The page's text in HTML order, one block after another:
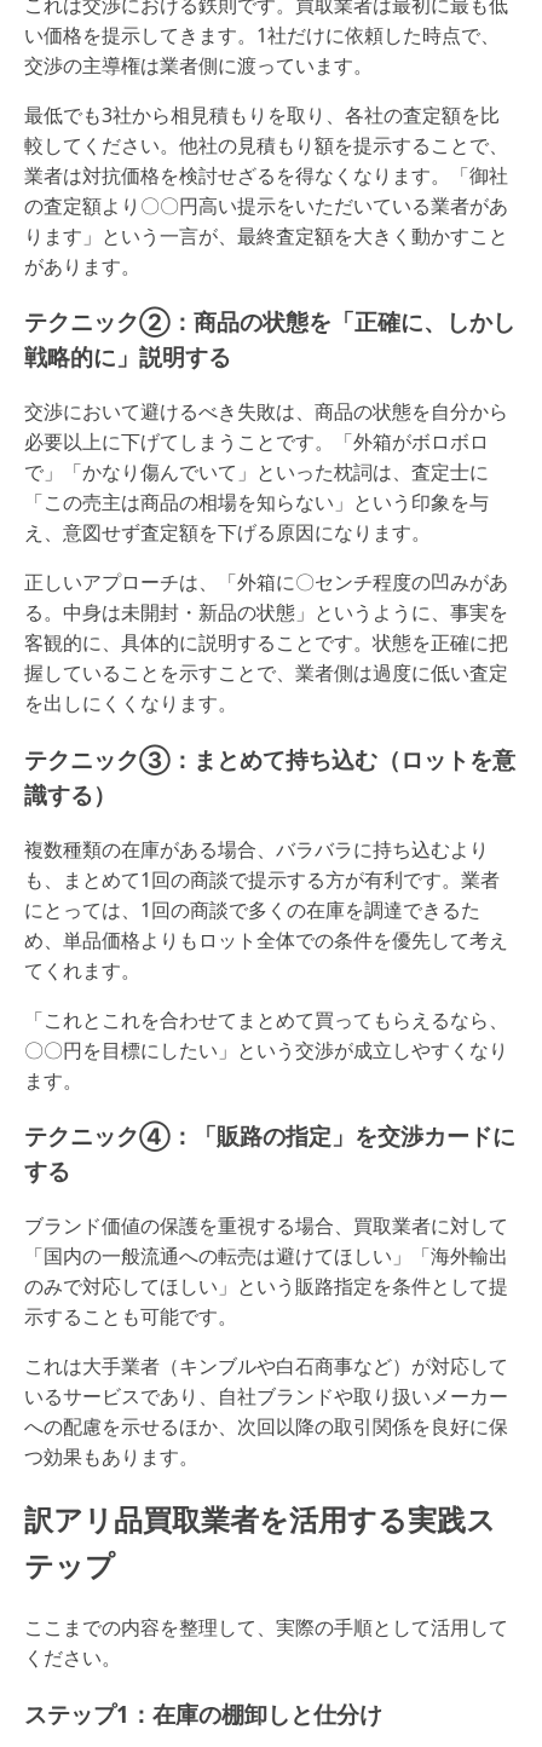
い価格を提示してきます。1社だけに依頼した時点で、
交渉の主導権は業者側に渡っています。
最低でも3社から相見積もりを取り、各社の査定額を比
較してください。他社の見積もり額を提示することで、
業者は対抗価格を検討せざるを得なくなります。「御社
の査定額より〇〇円高い提示をいただいている業者があ
ります」という一言が、最終査定額を大きく動かすこと
があります。
テクニック②：商品の状態を「正確に、しかし
戦略的に」説明する
交渉において避けるべき失敗は、商品の状態を自分から
必要以上に下げてしまうことです。「外箱がボロボロ
で」「かなり傷んでいて」といった枕詞は、査定士に
「この売主は商品の相場を知らない」という印象を与
え、意図せず査定額を下げる原因になります。
正しいアプローチは、「外箱に〇センチ程度の凹みがあ
る。中身は未開封・新品の状態」というように、事実を
客観的に、具体的に説明することです。状態を正確に把
握していることを示すことで、業者側は過度に低い査定
を出しにくくなります。
テクニック③：まとめて持ち込む（ロットを意
識する）
複数種類の在庫がある場合、バラバラに持ち込むより
も、まとめて1回の商談で提示する方が有利です。業者
にとっては、1回の商談で多くの在庫を調達できるた
め、単品価格よりもロット全体での条件を優先して考え
てくれます。
「これとこれを合わせてまとめて買ってもらえるなら、
〇〇円を目標にしたい」という交渉が成立しやすくなり
ます。
テクニック④：「販路の指定」を交渉カードに
する
ブランド価値の保護を重視する場合、買取業者に対して
「国内の一般流通への転売は避けてほしい」「海外輸出
のみで対応してほしい」という販路指定を条件として提
示することも可能です。
これは大手業者（キンブルや白石商事など）が対応して
いるサービスであり、自社ブランドや取り扱いメーカー
への配慮を示せるほか、次回以降の取引関係を良好に保
つ効果もあります。
訳アリ品買取業者を活用する実践ス
テップ
ここまでの内容を整理して、実際の手順として活用して
ください。
ステップ1：在庫の棚卸しと仕分け